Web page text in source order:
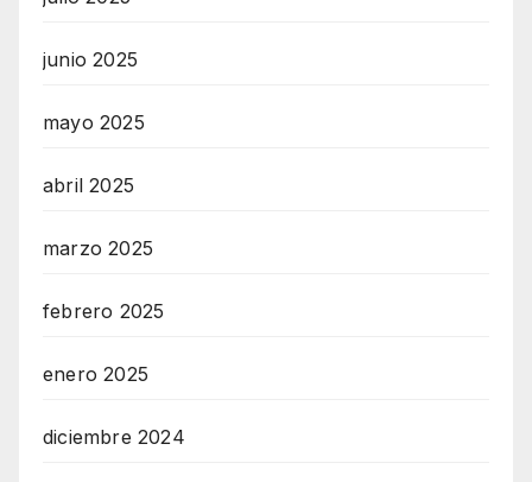
junio 2025
mayo 2025
abril 2025
marzo 2025
febrero 2025
enero 2025
diciembre 2024